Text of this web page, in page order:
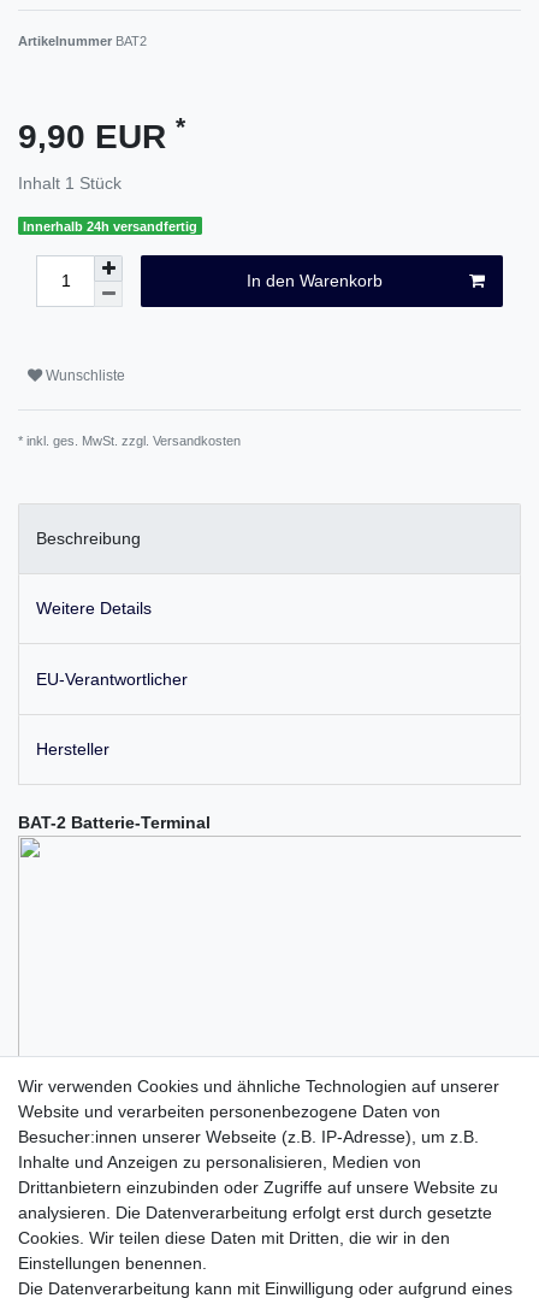
Artikelnummer BAT2
9,90 EUR *
Inhalt 1 Stück
Innerhalb 24h versandfertig
In den Warenkorb
Wunschliste
* inkl. ges. MwSt. zzgl. Versandkosten
Beschreibung
Weitere Details
EU-Verantwortlicher
Hersteller
BAT-2 Batterie-Terminal
Wir verwenden Cookies und ähnliche Technologien auf unserer
Website und verarbeiten personenbezogene Daten von
Besucher:innen unserer Webseite (z.B. IP-Adresse), um z.B.
Inhalte und Anzeigen zu personalisieren, Medien von
Drittanbietern einzubinden oder Zugriffe auf unsere Website zu
analysieren. Die Datenverarbeitung erfolgt erst durch gesetzte
Cookies. Wir teilen diese Daten mit Dritten, die wir in den
Einstellungen benennen.
Die Datenverarbeitung kann mit Einwilligung oder aufgrund eines